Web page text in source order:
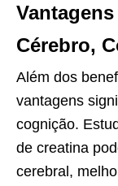
Cérebro,
Além dos
vantagens
cognição.
de creatina
cerebral,